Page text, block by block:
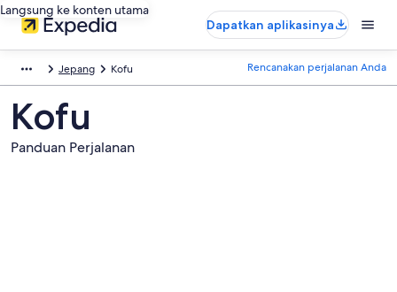
Langsung ke konten utama
Dapatkan aplikasinya
Jepang Kofu Rencanakan perjalanan Anda
Kofu
Panduan Perjalanan